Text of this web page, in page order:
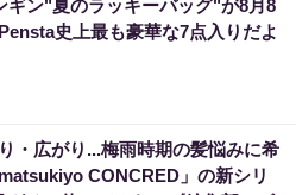
ギン"夏のラッキーバッグ"が8月8
史上最も豪華な7点入りだよ
・広がり...梅雨時期の髪悩みに希
CONCRED」の新シリ